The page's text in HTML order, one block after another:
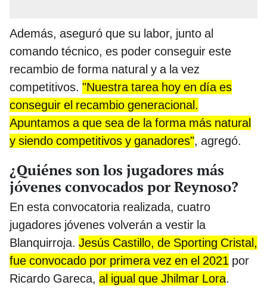
Además, aseguró que su labor, junto al
comando técnico, es poder conseguir este
recambio de forma natural y a la vez
competitivos. "Nuestra tarea hoy en día es
conseguir el recambio generacional.
Apuntamos a que sea de la forma más natural
y siendo competitivos y ganadores", agregó.
¿Quiénes son los jugadores más
jóvenes convocados por Reynoso?
En esta convocatoria realizada, cuatro
jugadores jóvenes volverán a vestir la
Blanquirroja. Jesús Castillo, de Sporting Cristal,
fue convocado por primera vez en el 2021 por
Ricardo Gareca, al igual que Jhilmar Lora.